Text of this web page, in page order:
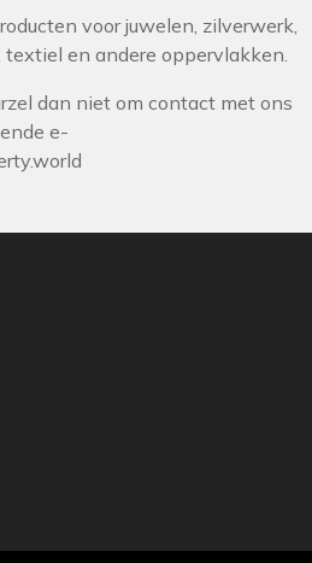
voor juwelen, zilverwerk,
en andere oppervlakken.
dan niet om contact met ons
e-